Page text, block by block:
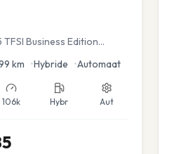
Business Edition
km •Hybride •Automaat
106k Hybr Aut